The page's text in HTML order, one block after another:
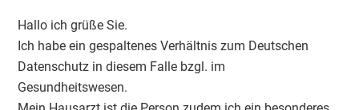
Hallo ich grüße Sie.
Ich habe ein gespaltenes Verhältnis zum Deutschen
Datenschutz in diesem Falle bzgl. im
Gesundheitswesen.